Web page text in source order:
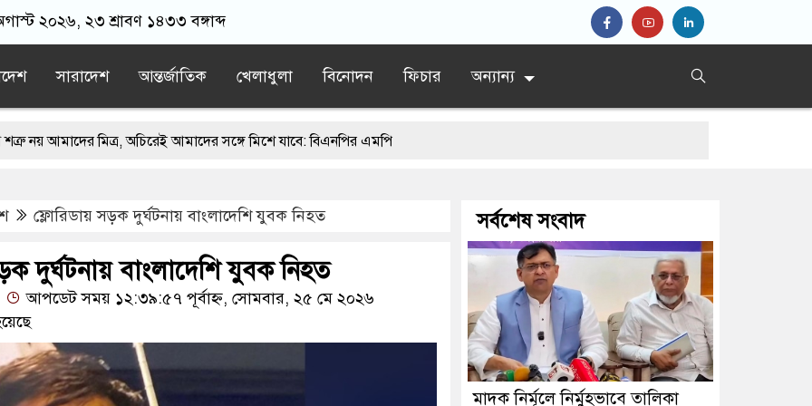
২০২৬, ২৩ শ্রাবণ ১৪৩৩ বঙ্গাব্দ
সারাদেশ আন্তর্জাতিক খেলাধুলা বিনোদন ফিচার অন্যান্য
মিত্র, অচিরেই আমাদের সঙ্গে মিশে যাবে: বিএনপির এমপি
স্মারকলিপি এবার বিএনপিকে ব্যবহার করতে চায় ভারত: রাশেদ প্রধান
ন্যারেটিভ’ পুরনো রাজনীতি : পররাষ্ট্র প্রতিমন্ত্রী
ফ্লোরিডায় সড়ক দুর্ঘটনায় বাংলাদেশি যুবক নিহত
দুর্ঘটনায় বাংলাদেশি যুবক নিহত
আপডেট সময় ১২:৩৯:৫৭ পূর্বাহ্ন, সোমবার, ২৫ মে ২০২৬
সর্বশেষ সংবাদ
মাদক নির্মূলে নির্মুহভাবে তালিকা